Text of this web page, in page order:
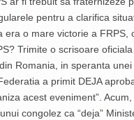
pentru a clarifica
o mare victorie a FRPS,
Trimite o scrisoare
Romania, in speranta
a primit DEJA
acest eveniment”.
congolez ca “deja”